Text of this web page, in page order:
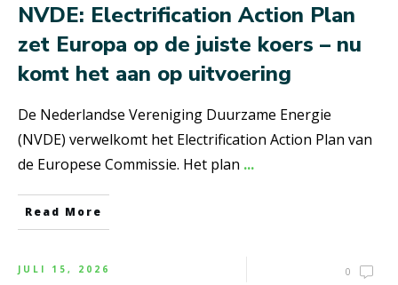
NVDE: Electrification Action Plan
zet Europa op de juiste koers – nu
komt het aan op uitvoering
De Nederlandse Vereniging Duurzame Energie
(NVDE) verwelkomt het Electrification Action Plan van
de Europese Commissie. Het plan ...
Read More
JULI 15, 2026 0